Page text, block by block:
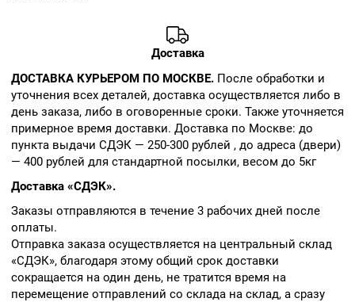
Доставка
ДОСТАВКА КУРЬЕРОМ ПО МОСКВЕ. После обработки и
уточнения всех деталей, доставка осуществляется либо в
день заказа, либо в оговоренные сроки. Также уточняется
примерное время доставки. Доставка по Москве: до
пункта выдачи СДЭК — 250-300 рублей , до адреса (двери)
— 400 рублей для стандартной посылки, весом до 5кг
Доставка «СДЭК».
Заказы отправляются в течение 3 рабочих дней после
оплаты.
Отправка заказа осуществляется на центральный склад
«СДЭК», благодаря этому общий срок доставки
сокращается на один день, не тратится время на
перемещение отправлений со склада на склад, а сразу